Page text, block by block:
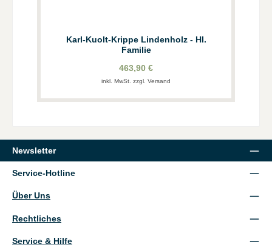
Karl-Kuolt-Krippe Lindenholz - Hl.
Familie
463,90 €
inkl. MwSt. zzgl. Versand
Newsletter
Service-Hotline
Über Uns
Rechtliches
Service & Hilfe